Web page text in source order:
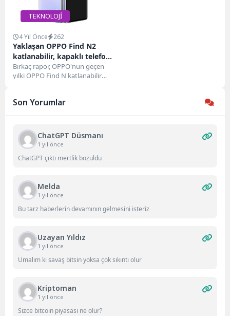
TEKNOLOJİ
4 Yıl Önce 262
Yaklaşan OPPO Find N2
katlanabilir, kapaklı telefon
üretim aşamasına girdi,
renk çeşitleri açıklandı
Birkaç rapor, OPPO'nun geçen
yılki OPPO Find N katlanabilir
Son Yorumlar
ChatGPT Düsmanı
1 yıl önce
ChatGPT çıktı mertlik bozuldu
Melda
1 yıl önce
Bu tarz haberlerin devamının gelmesini isteriz
Uzayan Yıldız
1 yıl önce
Umalım ki savaş bitsin yoksa çok sıkıntı olur
Kriptoman
1 yıl önce
Sizce bitcoin piyasası ne olur?